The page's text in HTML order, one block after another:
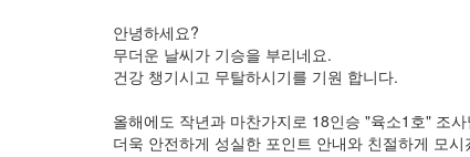
안녕하세요?
무더운 날씨가 기승을 부리네요.
건강 챙기시고 무탈하시기를 기원 합니다.
올해에도 작년과 마찬가지로 18인승 "육소1호" 조
더욱 안전하게 성실한 포인트 안내와 친절하게 모시